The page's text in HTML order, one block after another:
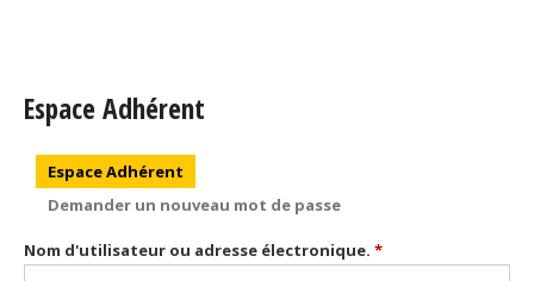
Espace Adhérent
Onglets principaux
Espace Adhérent
Demander un nouveau mot de passe
Nom d'utilisateur ou adresse électronique. *